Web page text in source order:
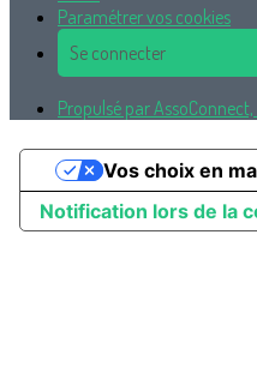
Paramétrer vos cookies
Se connecter
Propulsé par
Notification lors de la
Vos choix en